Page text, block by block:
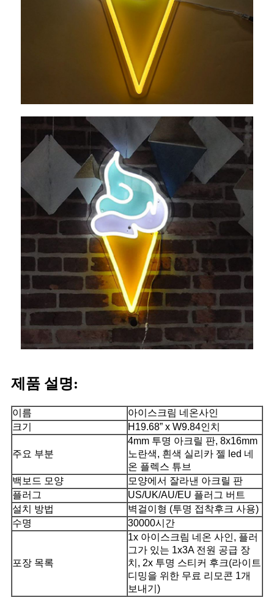
제품 설명:
이름
아이스크림 네온사인
크기
H19.68” x W9.84인치
주요 부분
4mm 투명 아크릴 판, 8x16mm
노란색, 흰색 실리카 젤 led 네
온 플렉스 튜브
백보드 모양
모양에서 잘라낸 아크릴 판
플러그
US/UK/AU/EU 플러그 버트
설치 방법
벽걸이형 (투명 접착후크 사용)
수명
30000시간
포장 목록
1x 아이스크림 네온 사인, 플러
그가 있는 1x3A 전원 공급 장
치, 2x 투명 스티커 후크(라이트
디밍을 위한 무료 리모콘 1개
보내기)